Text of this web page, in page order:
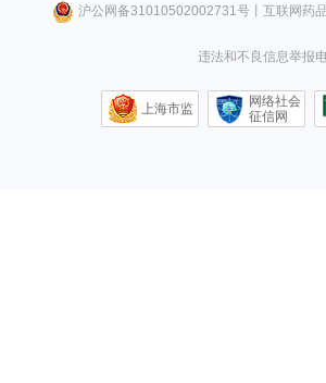
沪公网备31010502002731号丨 互联网药
违法和不良信息举报
上海市监
网络社会
征信网